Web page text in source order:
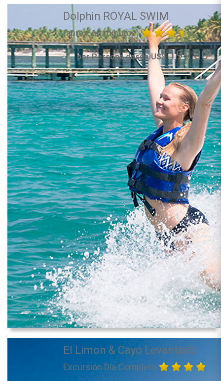
Dolphin ROYAL SWIM
(aprox. 60 minutos)
por Persona desde US$199.00
El Limon & Cayo Levantado
Excursión Día Completo